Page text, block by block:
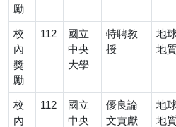
勵
校
內
獎
勵
112
國立
中央
大學
特聘教
授
地
地
校
內
112
國立
中央
優良論
文貢獻
地
地